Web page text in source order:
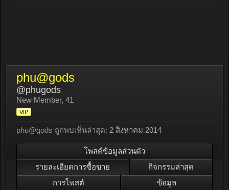
phu@gods
@phugods
New Member, 41
VIP
phu@gods ถูกพบเห็นล่าสุด: 2 สิงหาคม 2014
โพสต์ข้อมูลส่วนตัว
รายละเอียดการซื้อขาย
กิจกรรมล่าสุด
การโพสต์
ข้อมูล